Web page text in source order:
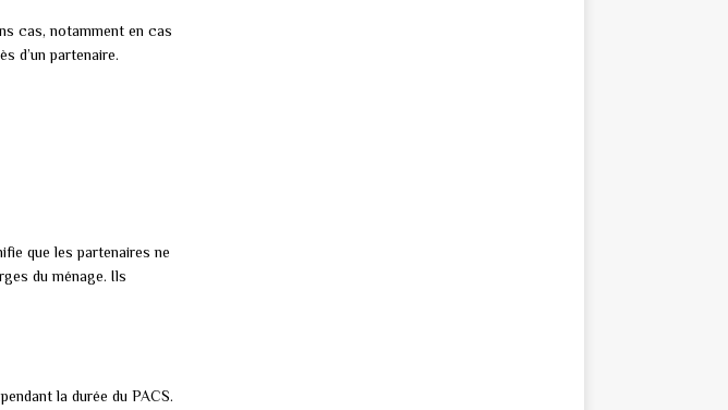
cas, notamment en cas
d’un partenaire.
que les partenaires ne
du ménage. Ils
la durée du PACS.